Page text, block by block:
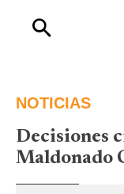
NOTICIAS
Decisiones
Maldonado